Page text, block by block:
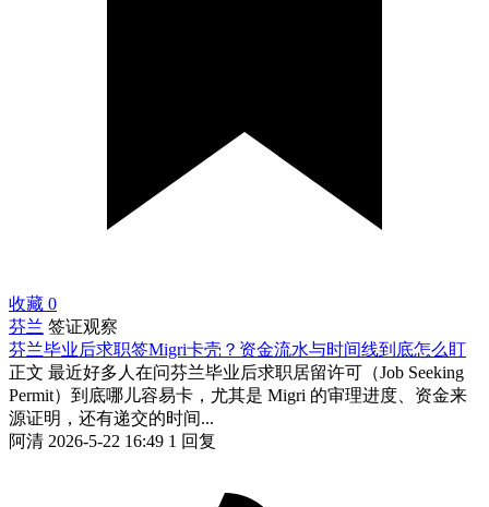
收藏 0
芬兰 签证观察
芬兰毕业后求职签Migri卡壳？资金流水与时间线到底怎么盯
正文 最近好多人在问芬兰毕业后求职居留许可（Job Seeking
Permit）到底哪儿容易卡，尤其是 Migri 的审理进度、资金来
源证明，还有递交的时间...
阿清 2026-5-22 16:49 1 回复